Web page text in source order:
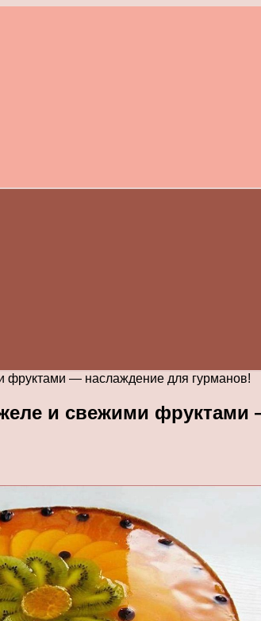
фруктами — наслаждение для гурманов!
и свежими фруктами